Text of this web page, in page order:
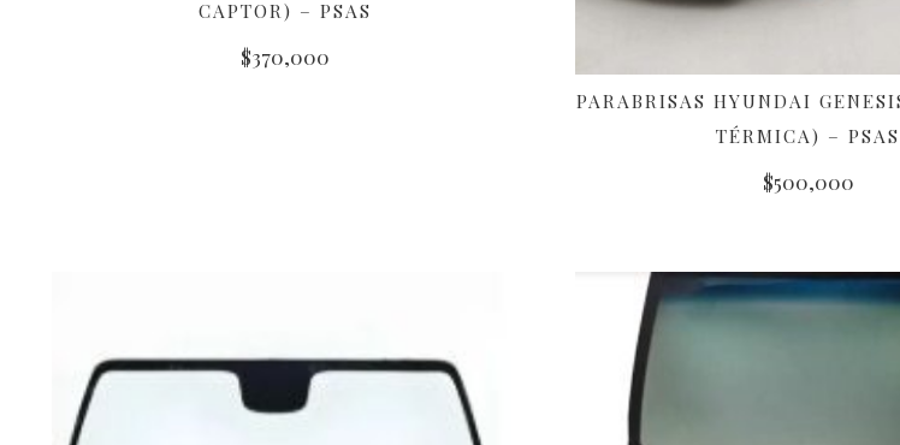
CAPTOR) – PSAS
$370,000
AÑADIR AL CARRITO
PARABRISAS HYUNDAI
TÉRMICA) – PSAS
$500,000